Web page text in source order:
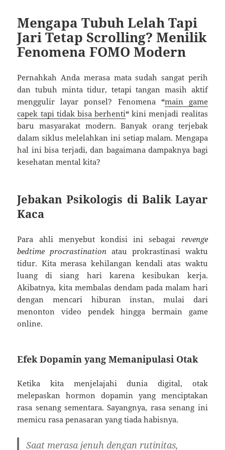
Mengapa Tubuh Lelah Tapi
Jari Tetap Scrolling? Menilik
Fenomena FOMO Modern
Pernahkah Anda merasa mata sudah sangat perih
dan tubuh minta tidur, tetapi tangan masih aktif
menggulir layar ponsel? Fenomena “main game
capek tapi tidak bisa berhenti“ kini menjadi realitas
baru masyarakat modern. Banyak orang terjebak
dalam siklus melelahkan ini setiap malam. Mengapa
hal ini bisa terjadi, dan bagaimana dampaknya bagi
kesehatan mental kita?
Jebakan Psikologis di Balik Layar
Kaca
Para ahli menyebut kondisi ini sebagai revenge
bedtime procrastination atau prokrastinasi waktu
tidur. Kita merasa kehilangan kendali atas waktu
luang di siang hari karena kesibukan kerja.
Akibatnya, kita membalas dendam pada malam hari
dengan mencari hiburan instan, mulai dari
menonton video pendek hingga bermain game
online.
Efek Dopamin yang Memanipulasi Otak
Ketika kita menjelajahi dunia digital, otak
melepaskan hormon dopamin yang menciptakan
rasa senang sementara. Sayangnya, rasa senang ini
memicu rasa penasaran yang tiada habisnya.
Saat merasa jenuh dengan rutinitas,